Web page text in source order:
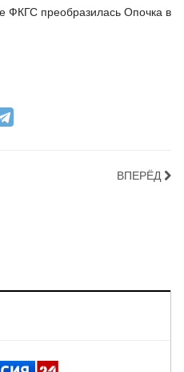
ФКГС преобразилась Опочка в
ВПЕРЁД